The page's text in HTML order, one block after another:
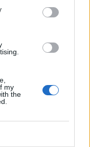
my
the
Grilo Alves vai ser o